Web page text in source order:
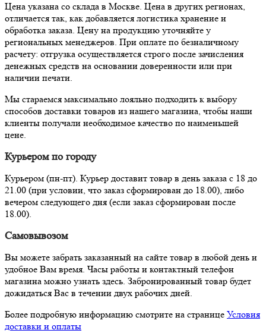
Цена указана со склада в Москве. Цена в других регионах,
отличается так, как добавляется логистика хранение и
обработка заказа. Цену на продукцию уточняйте у
региональных менеджеров. При оплате по безналичному
расчету: отгрузка осуществляется строго после зачисления
денежных средств на основании доверенности или при
наличии печати.
Мы стараемся максимально лояльно подходить к выбору
способов доставки товаров из нашего магазина, чтобы наши
клиенты получали необходимое качество по наименьшей
цене.
Курьером по городу
Курьером (пн-пт). Курьер доставит товар в день заказа с 18 до
21.00 (при условии, что заказ сформирован до 18.00), либо
вечером следующего дня (если заказ сформирован после
18.00).
Самовывозом
Вы можете забрать заказанный на сайте товар в любой день и
удобное Вам время. Часы работы и контактный телефон
магазина можно узнать здесь. Забронированный товар будет
дожидаться Вас в течении двух рабочих дней.
Более подробную информацию смотрите на странице Условия
доставки и оплаты